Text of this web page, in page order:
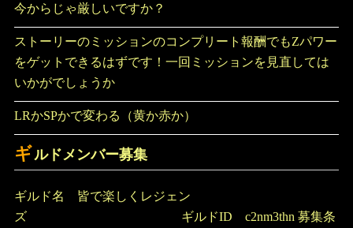
襲来～自軍戦闘力１６００００００、雑魚過ぎですね。
通常限界突破７だけですか？アーツブースターは強化し
ないんですかね？それとも強化のやり方が解らない...
質問
い刻の結晶を貰えるミッションをクリアしたいんですが
今からじゃ厳しいですか？
ストーリーのミッションのコンプリート報酬でもZパワー
をゲットできるはずです！一回ミッションを見直しては